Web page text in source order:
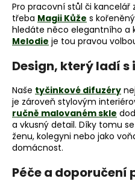
Pro pracovní stůl či kancelář
třeba Magii Kůže s
hledáte něco elegantního a
Melodie je tou pravou
Design, který ladí
Naše tyčinkové difuzéry
je zároveň stylovým
ručně malovaném skle
a vkusný detail. Díky tomu
ženu, kolegyni nebo jako
domácnost.
Péče a doporučení
D
o
p
o
r
č
u
j
e
m
e